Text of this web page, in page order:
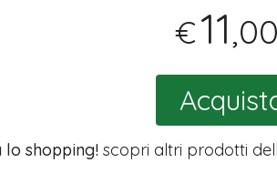
€11,00
lo shopping!scopri altri prodotti